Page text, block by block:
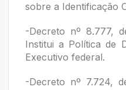
sobre a Identificação
-Decreto nº 8.777,
Institui a Política de
Executivo federal.
-Decreto nº 7.724,